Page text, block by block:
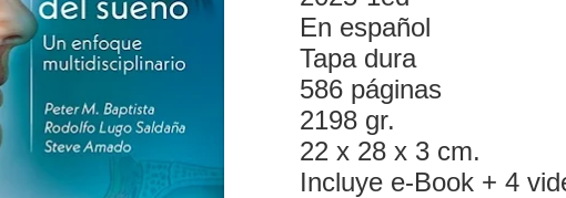
En español
Tapa dura
586 páginas
2198 gr.
22 x 28 x 3 cm.
Incluye e-Book + 4